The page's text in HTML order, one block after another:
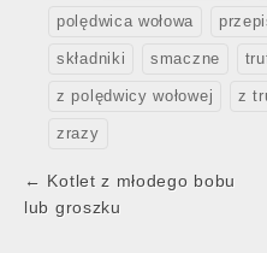
polędwica wołowa
składniki smaczne
z polędwicy wołowej z
zrazy
Post
navigation
← Kotlet z młodego bobu
lub groszku